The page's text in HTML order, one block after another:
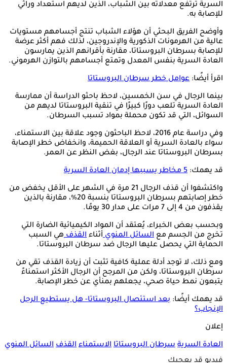
السرية ترتفع معدلاته بين الشباب، الذين لديهم استعداد وراثي
للإصابة به.
وأوضح الفريق البحثي أن هؤلاء الشباب تنتج أجسامهم مستويات
عالية من الهرمونات الذكورية والإندروجين، لذلك فهم أكثر عرضة
للإصابة بسرطان البروستاتا، مقارنة بأقرانهم الذين يمارسون
العادة السرية بنفس المعدل وتمتع أجسامهم بالتوازن الهرموني.
اقرأ أيضًا: عوامل خطر سرطان البروستاتا
بينما الرجال في سن الخمسين، لاحظ باحثو الدراسة أن ممارسة
العادة السرية تلعب دورًا كبيرًا في تنقية البروستاتا لديهم من
السوائل، التي قد تكون محملة بمواد تسبب السرطان.
وفي دراسة عام 2016، لاحظ الباحثون وجود علاقة بين الاستمناء،
سواء بالعادة السرية أو العلاقة الحميمة، وانخفاض خطر الإصابة
بسرطان البروستاتا عند الرجال، بغض النظر عن العمر.
قد يهمك: 5 مخاطر يسببها إدمان العادة السرية
واكتشفوا أن قذف الرجال 21 مرة في الشهر على الأقل يخفض من
خطر إصابتهم بسرطان البروستاتا بنسبة 20%، مقارنة بالذين
يقذفون من 4 إلى 7 مرات على مدار 30 يومًا.
وبحسب بعض الخبراء، يُعتقد أن المواد الكيميائية الضارة التي
تخرج من الجسم مع السائل المنويأثناء القذفهي السبب
الحماية التي يحصل عليها الرجال ضد سرطان البروستاتا.
ومع ذلك، لا توجد أدلة عملية كافية تثبت أن زيادة القذف تقي من
سرطان البروستاتا، ولكن من المرجح أن الرجال الأكثر استمناءً
يتبعون نمط حياة صحي، يجعلهم بمنأي عن خطر الإصابة.
قد يهمك أيضًا: بعد استئصال البروستاتا- هل يستطيع الرجل
الإنجاب؟
إعلان
العادة السرية سرطان البروستاتا الاستمناء القذف السائل المنوي
فيديو قد يعجبك